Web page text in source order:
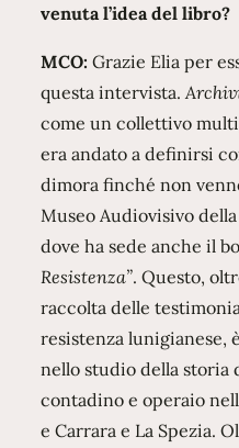
venuta l’idea del libro?
MCO: Grazie Elia per
questa intervista.
come un collettivo
era andato a definirsi
dimora finché non
Museo Audiovisivo
dove ha sede anche il
Resistenza”. Questo,
raccolta delle
resistenza lunigianese,
nello studio della storia
contadino e operaio
e Carrara e La Spezia.